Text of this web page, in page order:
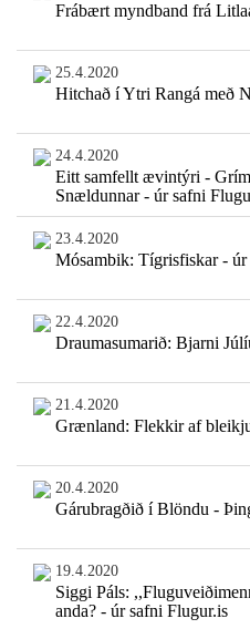
Frábært myndband frá
25.4.2020
Hitchað í Ytri Rangá með
24.4.2020
Eitt samfellt ævintýri -
Snældunnar - úr safni
23.4.2020
Mósambik: Tígrisfiskar -
22.4.2020
Draumasumarið: Bjarni
21.4.2020
Grænland: Flekkir af
20.4.2020
Gárubragðið í Blöndu -
19.4.2020
Siggi Páls:
anda? - úr safni Flugur.is